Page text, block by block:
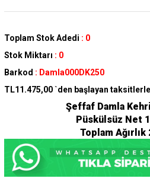
Toplam Stok Adedi : 0
Stok Miktarı : 0
Barkod : Damla000DK250
TL11.475,00 `den başlayan taksitlerle
Şeffaf Damla
Püskülsüz Net
Toplam Ağırlık